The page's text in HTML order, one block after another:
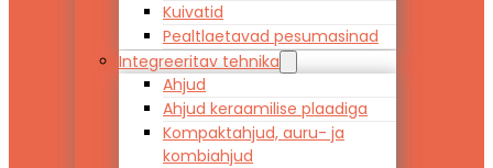
Kuivatid
Pealtlaetavad pesumasinad
Integreeritav tehnika
Ahjud
Ahjud keraamilise plaadiga
Kompaktahjud, auru- ja
kombiahjud